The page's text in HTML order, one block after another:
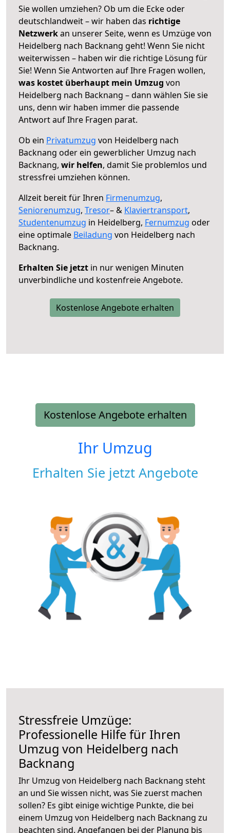
Sie wollen umziehen? Ob um die Ecke oder
deutschlandweit – wir haben das richtige
Netzwerkan unserer Seite, wenn es Umzüge von
Heidelberg nach Backnang geht! Wenn Sie nicht
weiterwissen – haben wir die richtige Lösung für
Sie! Wenn Sie Antworten auf Ihre Fragen wollen,
was kostet überhaupt mein Umzug von
Heidelberg nach Backnang – dann wählen Sie sie
uns, denn wir haben immer die passende
Antwort auf Ihre Fragen parat.
Ob ein Privatumzug von Heidelberg nach
Backnang oder ein gewerblicher Umzug nach
Backnang, wir helfen, damit Sie problemlos und
stressfrei umziehen können.
Allzeit bereit für Ihren Firmenumzug,
Seniorenumzug, Tresor– & Klaviertransport,
Studentenumzug in Heidelberg, Fernumzug oder
eine optimale Beiladung von Heidelberg nach
Backnang.
Erhalten Sie jetzt in nur wenigen Minuten
unverbindliche und kostenfreie Angebote.
Kostenlose Angebote erhalten
Kostenlose Angebote erhalten
Ihr Umzug
Erhalten Sie jetzt Angebote
Stressfreie Umzüge:
Professionelle Hilfe für Ihren
Umzug von Heidelberg nach
Backnang
Ihr Umzug von Heidelberg nach Backnang steht
an und Sie wissen nicht, was Sie zuerst machen
sollen? Es gibt einige wichtige Punkte, die bei
einem Umzug von Heidelberg nach Backnang zu
beachten sind. Angefangen bei der Planung bis